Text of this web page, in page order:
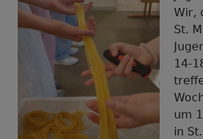
Wir,
St.
14-
um
in